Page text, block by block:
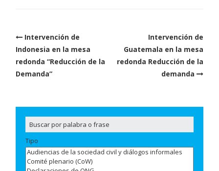
Post
navigation
Intervención de
Indonesia en la mesa
redonda “Reducción de la
Demanda”
Intervención de
Guatemala en la mesa
redonda Reducción de la
demanda
Tipo